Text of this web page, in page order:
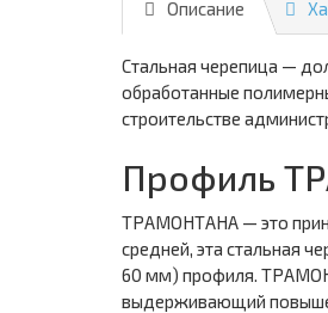
Описание
Стальная черепица —
обработанные
строительстве
Профиль
ТРАМОНТАНА — это
средней, эта стальная
60 мм) профиля.
выдерживающий